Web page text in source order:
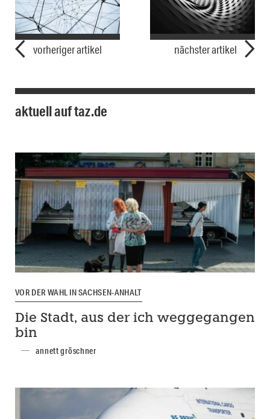
vorheriger artikel nächster artikel
aktuell auf taz.de
VOR DER WAHL IN SACHSEN-ANHALT
Die Stadt, aus der ich weggegangen
bin
annett gröschner